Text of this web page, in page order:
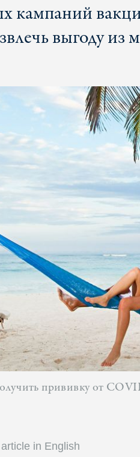
кампаний
выгоду
прививку от
in English